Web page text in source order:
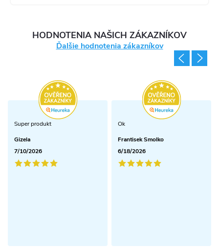
HODNOTENIA NAŠICH ZÁKAZNÍKOV
Ďalšie hodnotenia zákazníkov
Super produkt
Gizela
7/10/2026
Ok
Frantisek Smolko
6/18/2026